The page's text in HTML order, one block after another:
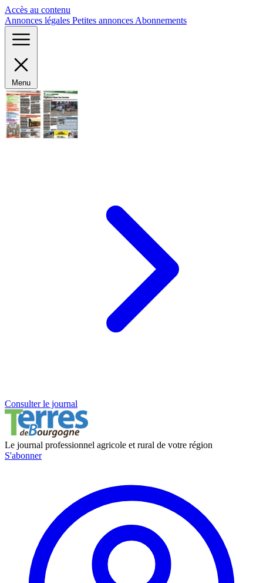
Accès au contenu
Annonces légales Petites annonces Abonnements
Menu
Consulter le journal
Le journal professionnel agricole et rural de votre région
S'abonner
Panneau de gestion des cookies